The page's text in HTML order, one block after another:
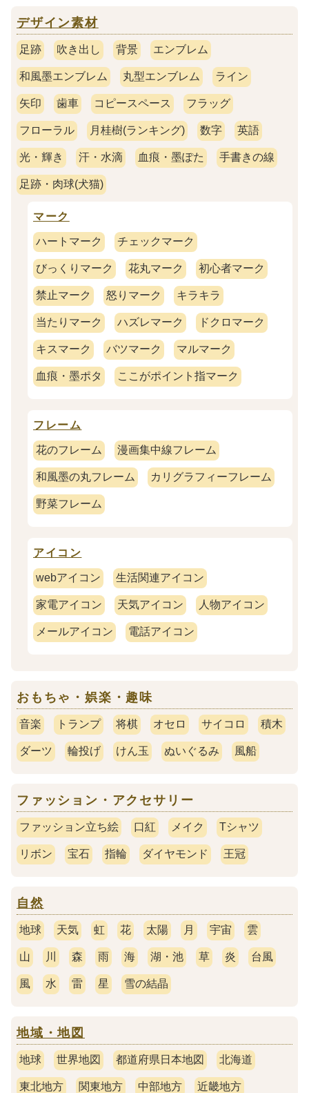
デザイン素材
足跡 吹き出し 背景 エンブレム
和風墨エンブレム 丸型エンブレム ライン
矢印 歯車 コピースペース フラッグ
フローラル 月桂樹(ランキング) 数字 英語
光・輝き 汗・水滴 血痕・墨ぽた 手書きの線
足跡・肉球(犬猫)
マーク
ハートマーク チェックマーク
びっくりマーク 花丸マーク 初心者マーク
禁止マーク 怒りマーク キラキラ
当たりマーク ハズレマーク ドクロマーク
キスマーク バツマーク マルマーク
血痕・墨ポタ ここがポイント指マーク
フレーム
花のフレーム 漫画集中線フレーム
和風墨の丸フレーム カリグラフィーフレーム
野菜フレーム
アイコン
webアイコン 生活関連アイコン
家電アイコン 天気アイコン 人物アイコン
メールアイコン 電話アイコン
おもちゃ・娯楽・趣味
音楽 トランプ 将棋 オセロ サイコロ 積木
ダーツ 輪投げ けん玉 ぬいぐるみ 風船
ファッション・アクセサリー
ファッション立ち絵 口紅 メイク Tシャツ
リボン 宝石 指輪 ダイヤモンド 王冠
自然
地球 天気 虹 花 太陽 月 宇宙 雲
山 川 森 雨 海 湖・池 草 炎 台風
風 水 雷 星 雪の結晶
地域・地図
地球 世界地図 都道府県日本地図 北海道
東北地方 関東地方 中部地方 近畿地方